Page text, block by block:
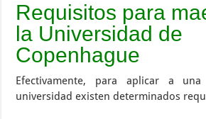
Requisitos para
la Universidad de
Copenhague
Efectivamente, para aplicar a
universidad existen determinados